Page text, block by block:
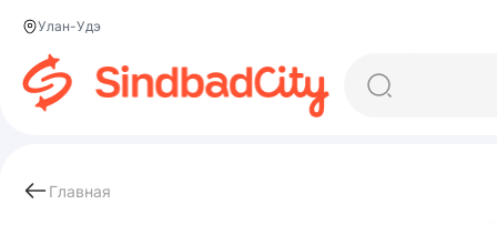
Улан-Удэ
Главная